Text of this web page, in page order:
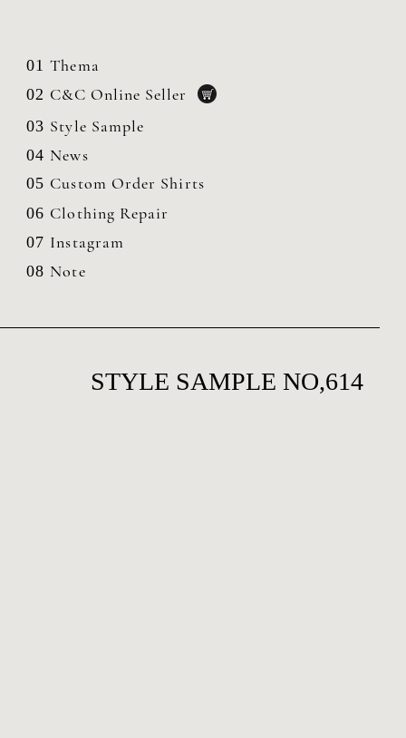
01 Thema
02 C&C Online Seller
03 Style Sample
04 News
05 Custom Order Shirts
06 Clothing Repair
07 Instagram
08 Note
STYLE SAMPLE NO,614